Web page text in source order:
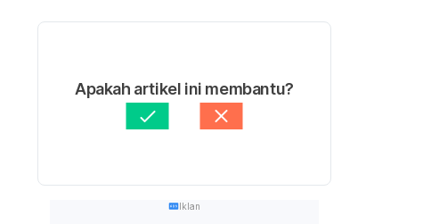
Apakah artikel ini membantu?
Iklan